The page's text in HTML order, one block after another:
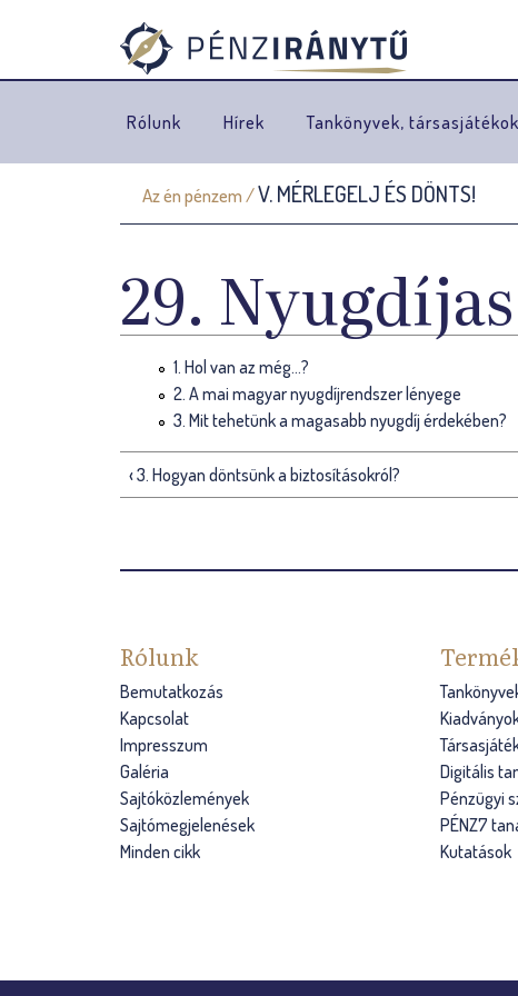
Rólunk Hírek Tankönyvek, társasjátékok
J
l
e
e
g
i
e
l
y
Az én pénzem/V. MÉRLEGELJ ÉS DÖNTS!
29.
1. Hol van az még…?
2. A mai magyar nyugdíjrendszer lényege
3. Mit tehetünk a magasabb nyugdíj érdekében?
‹ 3. Hogyan döntsünk a biztosításokról?
Rólunk
Bemutatkozás
Kapcsolat
Impresszum
Galéria
Sajtóközlemények
Sajtómegjelenések
Minden cikk
Digitális
Pénzügyi
PÉNZ7
Kutatások